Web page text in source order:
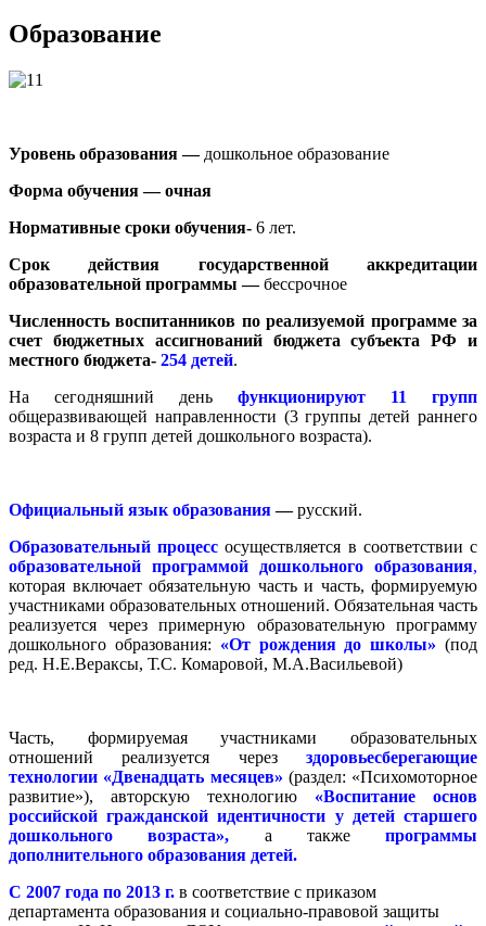
Образование
Уровень образования — дошкольное образование
Форма обучения — очная
Нормативные сроки обучения- 6 лет.
Срок действия государственной аккредитации
образовательной программы —бессрочное
Численность воспитанников по реализуемой программе за
счет бюджетных ассигнований бюджета субъекта РФ и
местного бюджета- 254 детей.
На сегодняшний день функционируют 11 групп
общеразвивающей направленности (3 группы детей раннего
возраста и 8 групп детей дошкольного возраста).
Официальный язык образования—русский.
Образовательный процесс осуществляется в соответствии с
образовательной программой дошкольного образования,
которая включает обязательную часть и часть, формируемую
участниками образовательных отношений. Обязательная часть
реализуется через примерную образовательную программу
дошкольного образования: «От рождения до школы» (под
ред. Н.Е.Вераксы, Т.С. Комаровой, М.А.Васильевой)
Часть, формируемая участниками образовательных
отношений реализуется через здоровьесберегающие
технологии «Двенадцать месяцев» (раздел: «Психомоторное
развитие»), авторскую технологию «Воспитание основ
российской гражданской идентичности у детей старшего
дошкольного возраста», а такжепрограммы
дополнительного образования детей.
С 2007 года по 2013 г. в соответствие с приказом
департамента образования и социально-правовой защиты